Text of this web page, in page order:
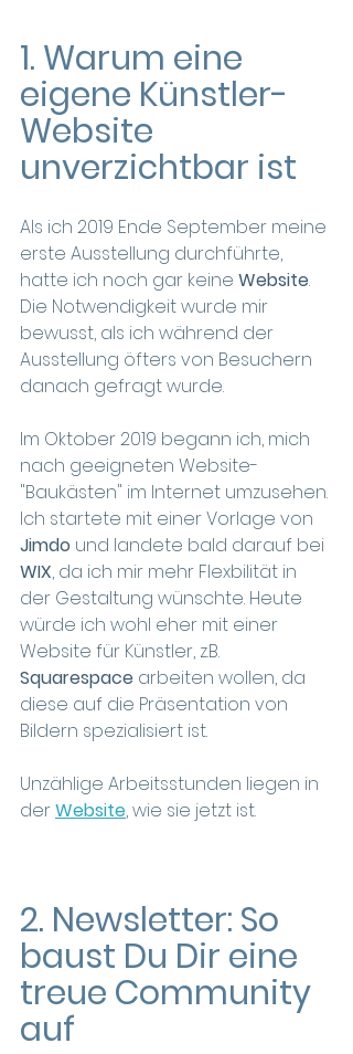
1. Warum eine
eigene Künstler-
Website
unverzichtbar ist
Als ich 2019 Ende September meine
erste Ausstellung durchführte,
hatte ich noch gar keine Website.
Die Notwendigkeit wurde mir
bewusst, als ich während der
Ausstellung öfters von Besuchern
danach gefragt wurde.
Im Oktober 2019 begann ich, mich
nach geeigneten Website-
"Baukästen" im Internet umzusehen.
Ich startete mit einer Vorlage von
Jimdo und landete bald darauf bei
WIX, da ich mir mehr Flexbilität in
der Gestaltung wünschte. Heute
würde ich wohl eher mit einer
Website für Künstler, z.B.
Squarespace arbeiten wollen, da
diese auf die Präsentation von
Bildern spezialisiert ist.
Unzählige Arbeitsstunden liegen in
der Website, wie sie jetzt ist.
2. Newsletter: So
baust Du Dir eine
treue Community
auf